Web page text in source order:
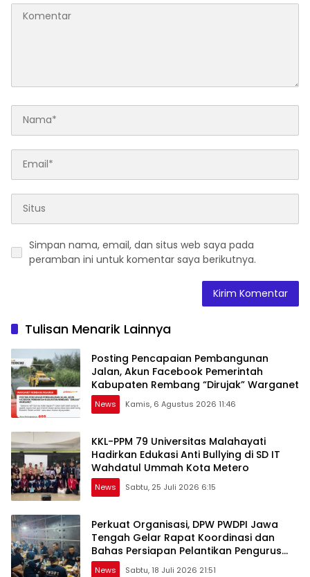
Simpan nama, email, dan situs web saya pada
peramban ini untuk komentar saya berikutnya.
Tulisan Menarik Lainnya
Posting Pencapaian Pembangunan
Jalan, Akun Facebook Pemerintah
Kabupaten Rembang “Dirujak” Warganet
News Kamis, 6 Agustus 2026 11:46
KKL-PPM 79 Universitas Malahayati
Hadirkan Edukasi Anti Bullying di SD IT
Wahdatul Ummah Kota Metero
News Sabtu, 25 Juli 2026 6:15
Perkuat Organisasi, DPW PWDPI Jawa
Tengah Gelar Rapat Koordinasi dan
Bahas Persiapan Pelantikan Pengurus
Baru
News Sabtu, 18 Juli 2026 21:51